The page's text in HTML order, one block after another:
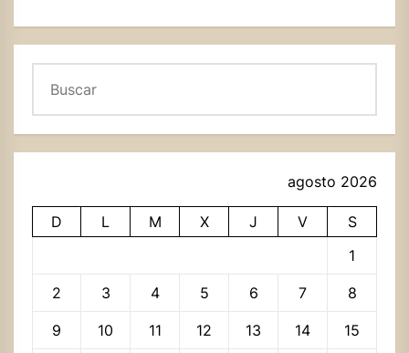
agosto 2026
D L M X J V
S
1
2 3 4 5 6 7 8
9 10 11 12 13 14 15